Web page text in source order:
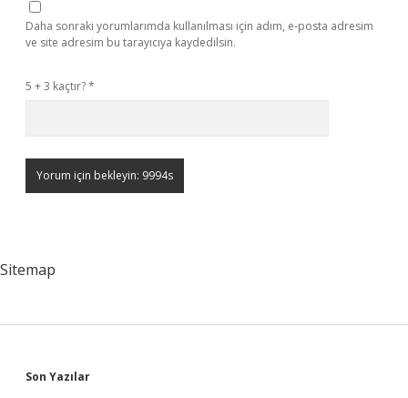
Daha sonraki yorumlarımda kullanılması için adım, e-posta adresim
ve site adresim bu tarayıcıya kaydedilsin.
5 + 3 kaçtır?*
Sitemap
Son Yazılar